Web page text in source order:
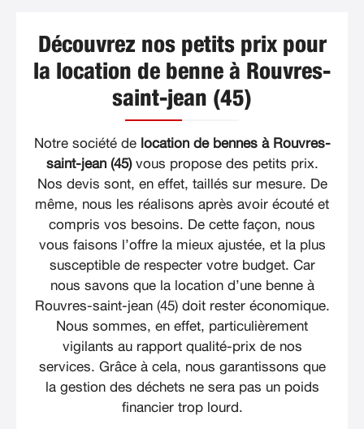
Découvrez nos petits prix pour
la location de benne à Rouvres-
saint-jean (45)
Notre société de location de bennes à Rouvres-
saint-jean (45)vous propose des petits prix.
Nos devis sont, en effet, taillés sur mesure. De
même, nous les réalisons après avoir écouté et
compris vos besoins. De cette façon, nous
vous faisons l’offre la mieux ajustée, et la plus
susceptible de respecter votre budget. Car
nous savons que la location d’une benne à
Rouvres-saint-jean (45) doit rester économique.
Nous sommes, en effet, particulièrement
vigilants au rapport qualité-prix de nos
services. Grâce à cela, nous garantissons que
la gestion des déchets ne sera pas un poids
financier trop lourd.